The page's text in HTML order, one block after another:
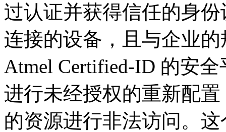
过认证并获得信任的身
连接的设备，且与企业
Atmel Certified-ID 的安
进行未经授权的重新配
的资源进行非法访问。